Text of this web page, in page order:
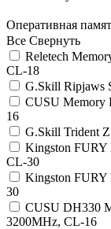
Оперативная
Все Свернуть
Reletech
CL-18
G.Skill Ripjaws
CUSU Memory
16
G.Skill Trident
Kingston FURY
CL-30
Kingston
30
CUSU DH330
3200MHz, CL-16